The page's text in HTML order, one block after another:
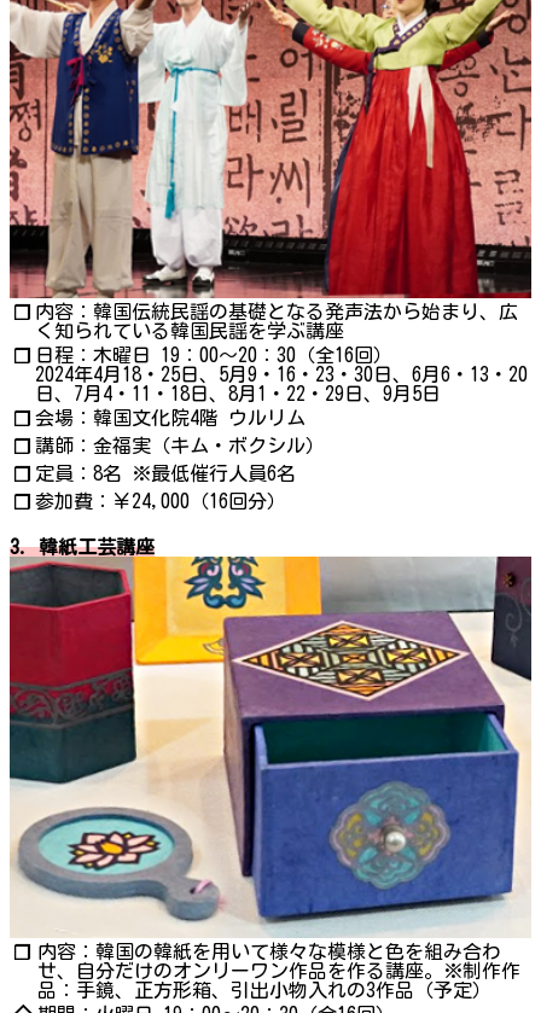
❐ 内容：韓国伝統民謡の基礎となる発声法から始まり、広
く知られている韓国民謡を学ぶ講座
❐ 日程：木曜日 19：00～20：30（全16回）
2024年4月18・25日、5月9・16・23・30日、6月6・13・20
日、7月4・11・18日、8月1・22・29日、9月5日
❐ 会場：韓国文化院4階 ウルリム
❐ 講師：金福実（キム・ボクシル）
❐ 定員：8名 ※最低催行人員6名
❐ 参加費：￥24,000（16回分）
3. 韓紙工芸講座
❐ 内容：韓国の韓紙を用いて様々な模様と色を組み合わ
せ、自分だけのオンリーワン作品を作る講座。※制作作
品：手鏡、正方形箱、引出小物入れの3作品（予定）